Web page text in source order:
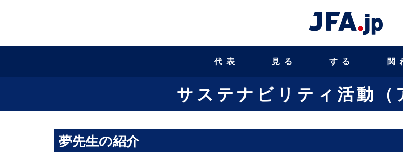
代表 見る する 関
サステナビリティ活動（
夢先生の紹介